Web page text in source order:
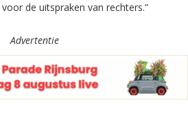
de uitspraken van rechters.”
Advertentie